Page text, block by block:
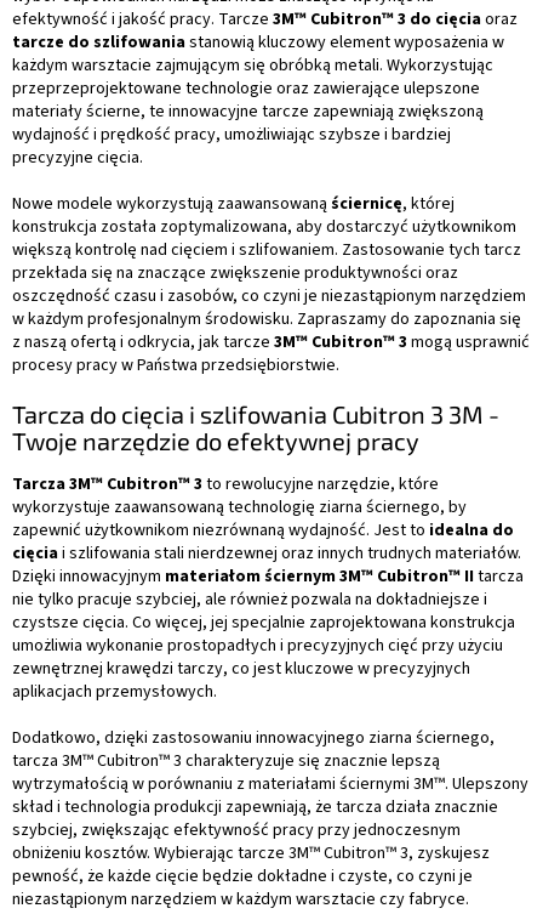
k
i
l
i
s
t
efektywność i jakość pracy. Tarcze 3M™ Cubitron™ 3 do cięciaoraz
tarcze do szlifowaniastanowią kluczowy element wyposażenia w
każdym warsztacie zajmującym się obróbką metali. Wykorzystując
przeprzeprojektowane technologie oraz zawierające ulepszone
materiały ścierne, te innowacyjne tarcze zapewniają zwiększoną
wydajność i prędkość pracy, umożliwiając szybsze i bardziej
precyzyjne cięcia.
Nowe modele wykorzystują zaawansowaną ściernicę, której
konstrukcja została zoptymalizowana, aby dostarczyć użytkownikom
większą kontrolę nad cięciem i szlifowaniem. Zastosowanie tych tarcz
przekłada się na znaczące zwiększenie produktywności oraz
oszczędność czasu i zasobów, co czyni je niezastąpionym narzędziem
w każdym profesjonalnym środowisku. Zapraszamy do zapoznania się
z naszą ofertą i odkrycia, jak tarcze 3M™ Cubitron™ 3 mogą usprawnić
procesy pracy w Państwa przedsiębiorstwie.
Tarcza do cięcia i szlifowania Cubitron 3 3M -
Twoje narzędzie do efektywnej pracy
Tarcza 3M™ Cubitron™ 3 to rewolucyjne narzędzie, które
wykorzystuje zaawansowaną technologię ziarna ściernego, by
zapewnić użytkownikom niezrównaną wydajność. Jest to idealna do
cięciai szlifowania stali nierdzewnej oraz innych trudnych materiałów.
Dzięki innowacyjnym materiałom ściernym 3M™ Cubitron™ IItarcza
nie tylko pracuje szybciej, ale również pozwala na dokładniejsze i
czystsze cięcia. Co więcej, jej specjalnie zaprojektowana konstrukcja
umożliwia wykonanie prostopadłych i precyzyjnych cięć przy użyciu
zewnętrznej krawędzi tarczy, co jest kluczowe w precyzyjnych
aplikacjach przemysłowych.
Dodatkowo, dzięki zastosowaniu innowacyjnego ziarna ściernego,
tarcza 3M™ Cubitron™ 3 charakteryzuje się znacznie lepszą
wytrzymałością w porównaniu z materiałami ściernymi 3M™. Ulepszony
skład i technologia produkcji zapewniają, że tarcza działa znacznie
szybciej, zwiększając efektywność pracy przy jednoczesnym
obniżeniu kosztów. Wybierając tarcze 3M™ Cubitron™ 3, zyskujesz
pewność, że każde cięcie będzie dokładne i czyste, co czyni je
niezastąpionym narzędziem w każdym warsztacie czy fabryce.